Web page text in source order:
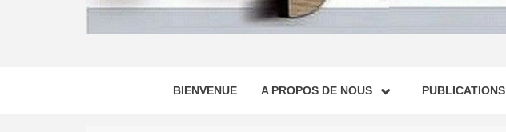
BIENVENUE A PROPOS DE NOUS PUBLICATIONS